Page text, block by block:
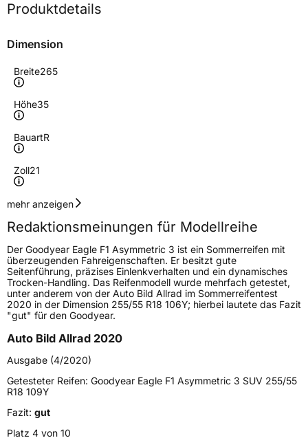
Produktdetails
Dimension
Breite265
Höhe35
BauartR
Zoll21
Geschwindigkeitsindex
Lastindex 101
Höchstlast825 kg
Generelle Merkmale
Fahrzeugtyp
VerwendungSommerreifen
ModellnameEagle F1 Asymmetric 3
FahrzeugartPKW & SUV
Weitere Eigenschaften
mehr anzeigen
Redaktionsmeinungen für Modellreihe
Der Goodyear Eagle F1 Asymmetric 3 ist ein Sommerreifen mit
überzeugenden Fahreigenschaften. Er besitzt gute
Seitenführung, präzises Einlenkverhalten und ein dynamisches
Trocken-Handling. Das Reifenmodell wurde mehrfach getestet,
unter anderem von der Auto Bild Allrad im Sommerreifentest
2020 in der Dimension 255/55 R18 106Y; hierbei lautete das Fazit
"gut" für den Goodyear.
Auto Bild Allrad 2020
Ausgabe (4/2020)
Getesteter Reifen: Goodyear Eagle F1 Asymmetric 3 SUV 255/55
R18 109Y
Fazit: gut
Platz 4 von 10